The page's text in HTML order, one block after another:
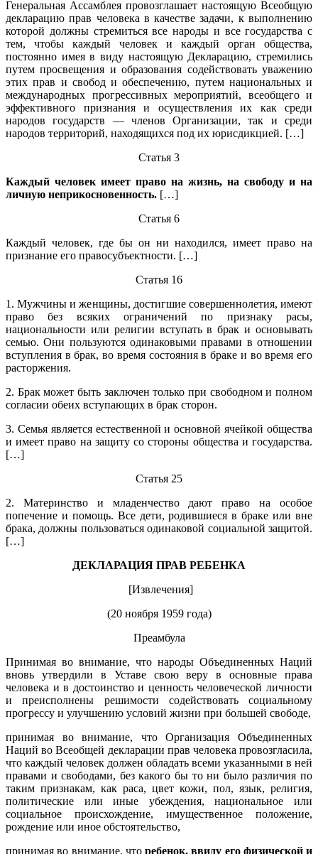
Генеральная Ассамблея провозглашает настоящую Всеобщую
декларацию прав человека в качестве задачи, к выполнению
которой должны стремиться все народы и все государства с
тем, чтобы каждый человек и каждый орган общества,
постоянно имея в виду настоящую Декларацию, стремились
путем просвещения и образования содействовать уважению
этих прав и свобод и обеспечению, путем национальных и
международных прогрессивных мероприятий, всеобщего и
эффективного признания и осуществления их как среди
народов государств — членов Организации, так и среди
народов территорий, находящихся под их юрисдикцией. […]
Статья 3
Каждый человек имеет право на жизнь, на свободу и на
личную неприкосновенность. […]
Статья 6
Каждый человек, где бы он ни находился, имеет право на
признание его правосубъектности. […]
Статья 16
1. Мужчины и женщины, достигшие совершеннолетия, имеют
право без всяких ограничений по признаку расы,
национальности или религии вступать в брак и основывать
семью. Они пользуются одинаковыми правами в отношении
вступления в брак, во время состояния в браке и во время его
расторжения.
2. Брак может быть заключен только при свободном и полном
согласии обеих вступающих в брак сторон.
3. Семья является естественной и основной ячейкой общества
и имеет право на защиту со стороны общества и государства.
[…]
Статья 25
2. Материнство и младенчество дают право на особое
попечение и помощь. Все дети, родившиеся в браке или вне
брака, должны пользоваться одинаковой социальной защитой.
[…]
ДЕКЛАРАЦИЯ ПРАВ РЕБЕНКА
[Извлечения]
(20 ноября 1959 года)
Преамбула
Принимая во внимание, что народы Объединенных Наций
вновь утвердили в Уставе свою веру в основные права
человека и в достоинство и ценность человеческой личности
и преисполнены решимости содействовать социальному
прогрессу и улучшению условий жизни при большей свободе,
принимая во внимание, что Организация Объединенных
Наций во Всеобщей декларации прав человека провозгласила,
что каждый человек должен обладать всеми указанными в ней
правами и свободами, без какого бы то ни было различия по
таким признакам, как раса, цвет кожи, пол, язык, религия,
политические или иные убеждения, национальное или
социальное происхождение, имущественное положение,
рождение или иное обстоятельство,
принимая во внимание, что ребенок, ввиду его физической и